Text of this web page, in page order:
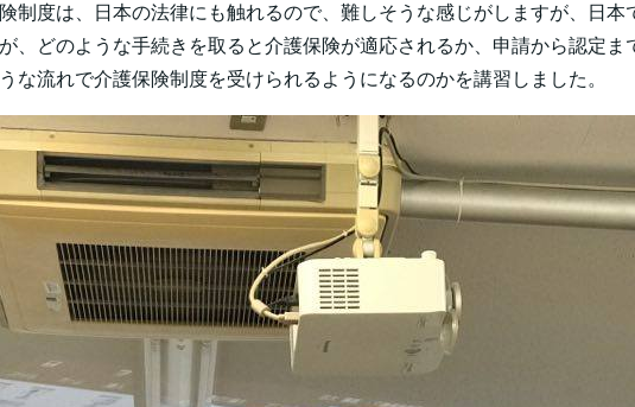
制度は、日本の法律にも触れるので、難しそうな感じがしますが、日本
、どのような手続きを取ると介護保険が適応されるか、申請から認定ま
な流れで介護保険制度を受けられるようになるのかを講習しました。